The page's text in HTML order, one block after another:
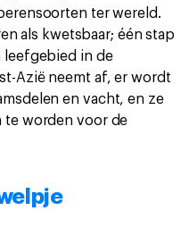
ter wereld.
als kwetsbaar; één stap
leefgebied in de
Azië neemt af, er wordt
en vacht, en ze
te worden voor de